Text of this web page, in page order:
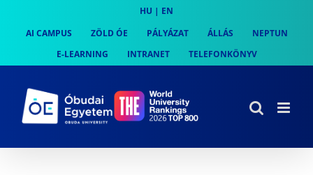
content
HU | EN
AI CAMPUS
ZÖLD ÓE PÁLYÁZAT ÁLLÁS
NEPTUN
E-LEARNING
INTRANET TELEFONKÖNYV